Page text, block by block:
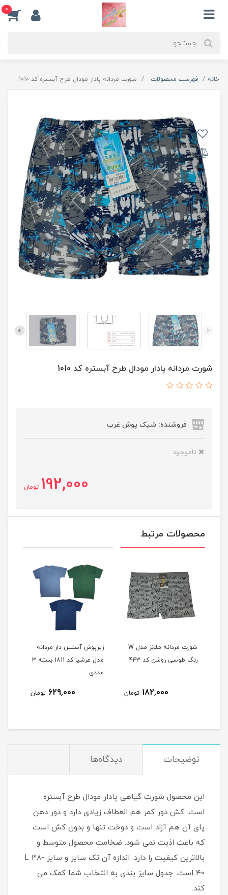
0
خانه فهرست محصولات شورت مردانه پادار مودال طرح آبستره کد 1010
شورت مردانه پادار مودال طرح آبستره کد 1010
فروشنده: شیک پوش غرب
ناموجود
192,000 تومان
محصولات مرتبط
زیرپوش آستین دار مردانه
629,000 تومان
زیرپوش رکابی مردانه مدل
عرشیا کد 1820 بسته 8
عددی
1,658,000 تومان
توضیحات دیدگاه‌ها
این محصول شورت گیاهی پادار مودال طرح آبستره
است. کش دور کمر هم انعطاف زیادی دارد و دور دهن
پای آن هم آزاد است و دوخت تنها و بدون کش است
که باعث اذیت نمی شود. ضخامت محصول متوسط و
بالاترین کیفیت را دارد. اندازه آن تک سایز و سایز L 38-
40 است. جدول سایز بندی به انتخاب شما کمک می
کند.